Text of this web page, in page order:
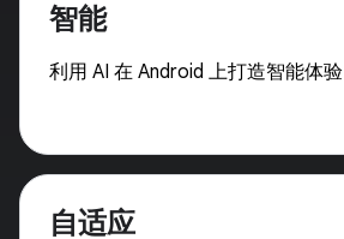
智能
利用 AI 在 Android 上打造智能体验
自适应